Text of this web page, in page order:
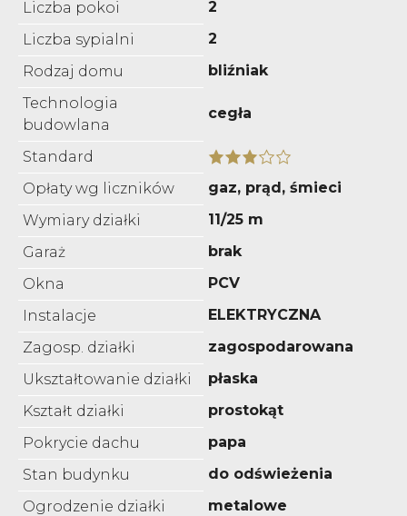
Liczba pokoi
2
Liczba sypialni
2
Rodzaj domu
bliźniak
Technologia
budowlana
cegła
Standard
Opłaty wg liczników
gaz, prąd, śmieci
Wymiary działki
11/25 m
Garaż
brak
Okna
PCV
Instalacje
ELEKTRYCZNA
Zagosp. działki
zagospodarowana
Ukształtowanie działki
płaska
Kształt działki
prostokąt
Pokrycie dachu
papa
Stan budynku
do odświeżenia
Ogrodzenie działki
metalowe